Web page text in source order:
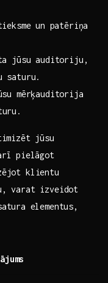
un⁣ patēriņa
jūsu ‌auditoriju,
saturu.
mērķauditorija
‌jūsu
pielāgot⁢
klientu
varat izveidot⁢
elementus,